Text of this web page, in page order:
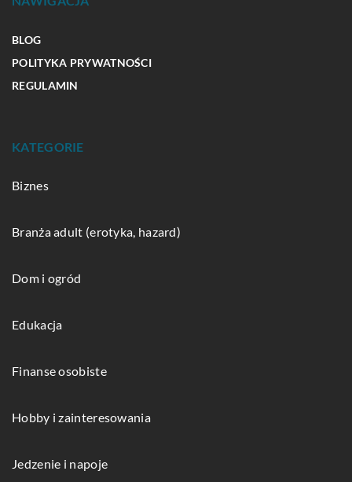
BLOG
POLITYKA PRYWATNOŚCI
REGULAMIN
KATEGORIE
Biznes
Branża adult (erotyka, hazard)
Dom i ogród
Edukacja
Finanse osobiste
Hobby i zainteresowania
Jedzenie i napoje